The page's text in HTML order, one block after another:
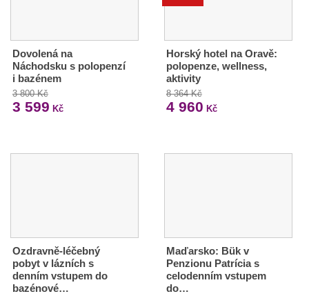
Dovolená na
Náchodsku s polopenzí
i bazénem
3 800 Kč
3 599 Kč
Horský hotel na Oravě:
polopenze, wellness,
aktivity
8 364 Kč
4 960 Kč
Ozdravně-léčebný
pobyt v lázních s
denním vstupem do
bazénové…
Maďarsko: Bük v
Penzionu Patrícia s
celodenním vstupem
do…